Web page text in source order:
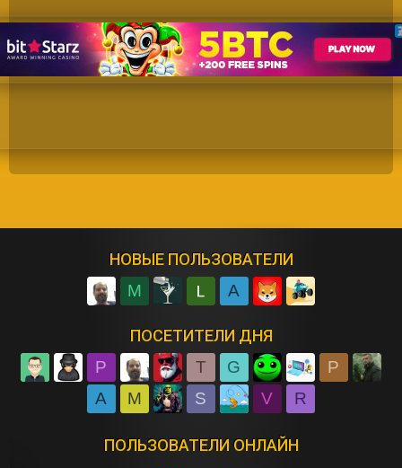
НОВЫЕ ПОЛЬЗОВАТЕЛИ
M A
ПОСЕТИТЕЛИ ДНЯ
P T G
P
A
M S V R
ПОЛЬЗОВАТЕЛИ ОНЛАЙН